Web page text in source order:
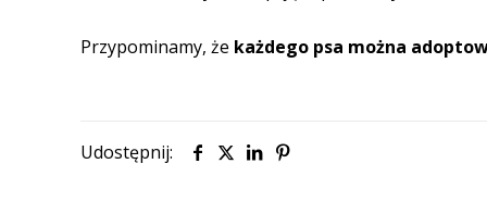
Przypominamy, że każdego psa można
Udostępnij: